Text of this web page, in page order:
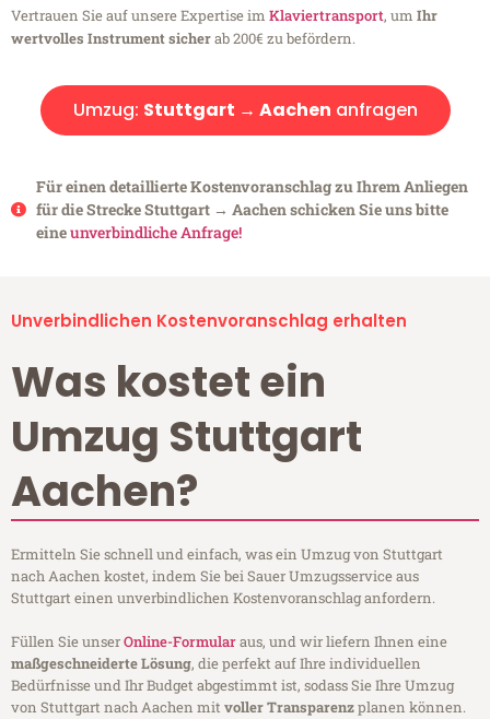
Vertrauen Sie auf unsere Expertise im Klaviertransport, um Ihr
wertvolles Instrument sicherab 200€ zu befördern.
Umzug: Stuttgart → Aachen anfragen
Für einen detaillierte Kostenvoranschlag zu Ihrem Anliegen
für die Strecke Stuttgart → Aachen schicken Sie uns bitte
eineunverbindliche Anfrage!
Unverbindlichen Kostenvoranschlag erhalten
Was kostet ein
Umzug Stuttgart
Aachen?
Ermitteln Sie schnell und einfach, was ein Umzug von Stuttgart
nach Aachen kostet, indem Sie bei Sauer Umzugsservice aus
Stuttgart einen unverbindlichen Kostenvoranschlag anfordern.
Füllen Sie unserOnline-Formularaus, und wir liefern Ihnen eine
maßgeschneiderte Lösung, die perfekt auf Ihre individuellen
Bedürfnisse und Ihr Budget abgestimmt ist, sodass Sie Ihre Umzug
von Stuttgart nach Aachen mitvoller Transparenzplanen können.